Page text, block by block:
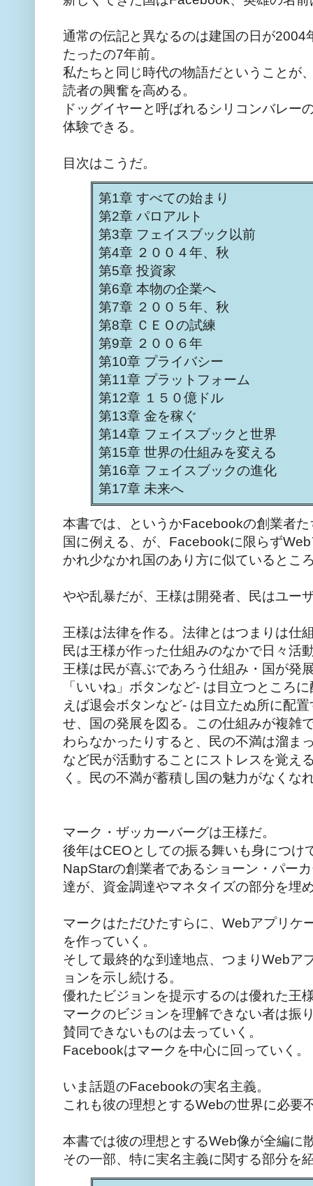
通常の伝記と異なるのは建国の日が2004
たったの7年前。
私たちと同じ時代の物語だということが
読者の興奮を高める。
ドッグイヤーと呼ばれるシリコンバレー
体験できる。
目次はこうだ。
第1章 すべての始まり
第2章 パロアルト
第3章 フェイスブック以前
第4章 ２００４年、秋
第5章 投資家
第6章 本物の企業へ
第7章 ２００５年、秋
第8章 ＣＥＯの試練
第9章 ２００６年
第10章 プライバシー
第11章 プラットフォーム
第12章 １５０億ドル
第13章 金を稼ぐ
第14章 フェイスブックと世界
第15章 世界の仕組みを変える
第16章 フェイスブックの進化
第17章 未来へ
本書では、というかFacebookの創業者
国に例える、が、Facebookに限らず
かれ少なかれ国のあり方に似ているとこ
やや乱暴だが、王様は開発者、民はユー
王様は法律を作る。法律とはつまりは仕
民は王様が作った仕組みのなかで日々活
王様は民が喜ぶであろう仕組み・国が発
「いいね」ボタンなど- は目立つところ
えば退会ボタンなど- は目立たぬ所に配
せ、国の発展を図る。この仕組みが複雑
わらなかったりすると、民の不満は溜ま
など民が活動することにストレスを覚え
く。民の不満が蓄積し国の魅力がなくな
マーク・ザッカーバーグは王様だ。
後年はCEOとしての振る舞いも身につけ
NapStarの創業者であるショーン・パー
達が、資金調達やマネタイズの部分を埋
マークはただひたすらに、Webアプリケ
を作っていく。
そして最終的な到達地点、つまりWebア
ョンを示し続ける。
優れたビジョンを提示するのは優れた王
マークのビジョンを理解できない者は振
賛同できないものは去っていく。
Facebookはマークを中心に回っていく。
いま話題のFacebookの実名主義。
これも彼の理想とするWebの世界に必要
本書では彼の理想とするWeb像が全編に
その一部、特に実名主義に関する部分を